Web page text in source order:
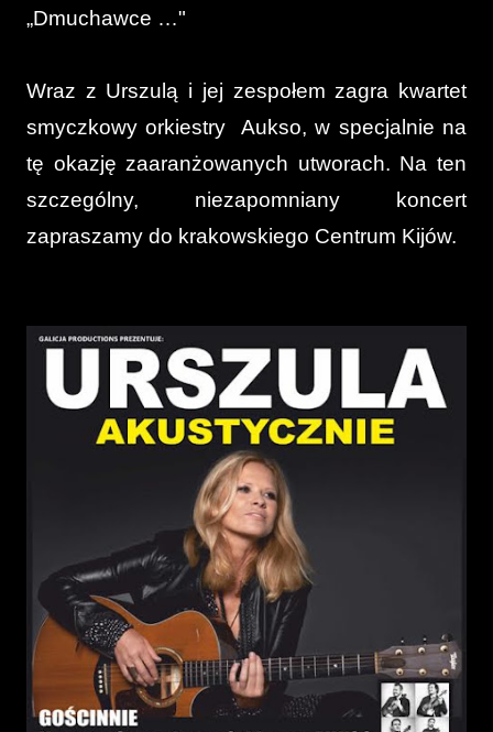
„Dmuchawce …"
Wraz z Urszulą i jej zespołem zagra kwartet
smyczkowy orkiestry Aukso, w specjalnie na
tę okazję zaaranżowanych utworach. Na ten
szczególny, niezapomniany koncert
zapraszamy do krakowskiego Centrum Kijów.